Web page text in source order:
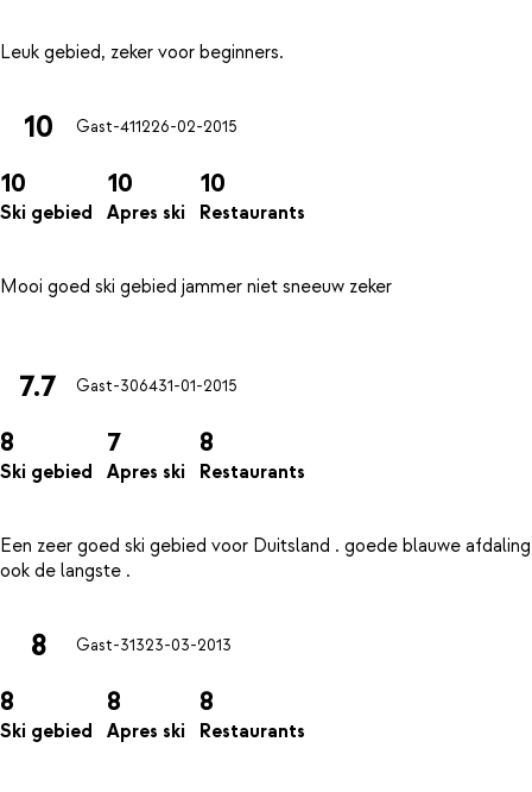
10 Gast-411226-02-2015
10
Ski gebied
10
Apres ski
10
Restaurants
Mooi goed ski gebied jammer niet sneeuw zeker
7.7 Gast-306431-01-2015
8
Ski gebied
7
Apres ski
8
Restaurants
Een zeer goed ski gebied voor Duitsland . goede blauwe afdaling
8 Gast-31323-03-2013
8
Ski gebied
8
Apres ski
8
Restaurants